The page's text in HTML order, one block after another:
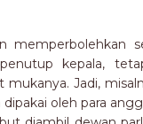
memperbolehkan
kepala,
mukanya. Jadi,
oleh para